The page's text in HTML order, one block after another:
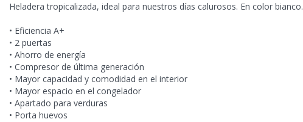
Heladera tropicalizada, ideal para nuestros días calurosos. En color bianco.
• Eficiencia A+
• 2 puertas
• Ahorro de energía
• Compresor de última generación
• Mayor capacidad y comodidad en el interior
• Mayor espacio en el congelador
• Apartado para verduras
• Porta huevos